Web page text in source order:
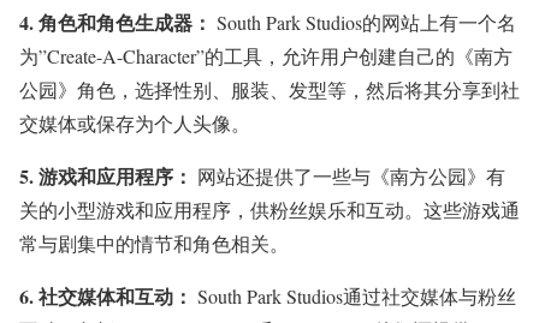
4.角色和角色生成器： South Park Studios的网站上有一个名
为”Create-A-Character”的工具，允许用户创建自己的《南方
公园》角色，选择性别、服装、发型等，然后将其分享到社
交媒体或保存为个人头像。
5.游戏和应用程序： 网站还提供了一些与《南方公园》有
关的小型游戏和应用程序，供粉丝娱乐和互动。这些游戏通
常与剧集中的情节和角色相关。
6.社交媒体和互动： South Park Studios通过社交媒体与粉丝